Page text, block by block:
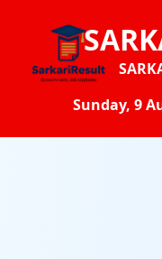
Sunday, 9